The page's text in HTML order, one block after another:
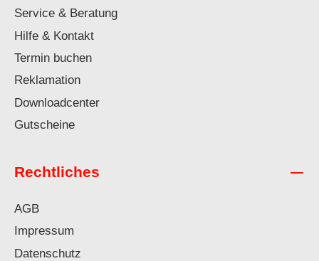
Service & Beratung
Hilfe & Kontakt
Termin buchen
Reklamation
Downloadcenter
Gutscheine
Rechtliches
AGB
Impressum
Datenschutz